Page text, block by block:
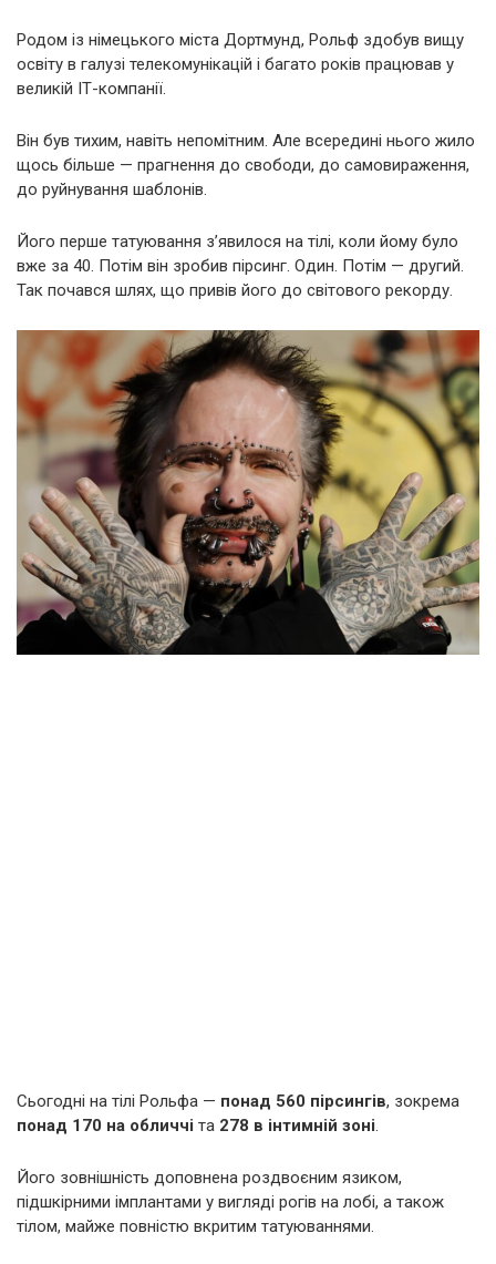
Родом із німецького міста Дортмунд, Рольф здобув вищу
освіту в галузі телекомунікацій і багато років працював у
великій ІТ-компанії.
Він був тихим, навіть непомітним. Але всередині нього жило
щось більше — прагнення до свободи, до самовираження,
до руйнування шаблонів.
Його перше татуювання з’явилося на тілі, коли йому було
вже за 40. Потім він зробив пірсинг. Один. Потім — другий.
Так почався шлях, що привів його до світового рекорду.
Сьогодні на тілі Рольфа — понад 560 пірсингів, зокрема
понад 170 на обличчі та 278 в інтимній зоні.
Його зовнішність доповнена роздвоєним язиком,
підшкірними імплантами у вигляді рогів на лобі, а також
тілом, майже повністю вкритим татуюваннями.